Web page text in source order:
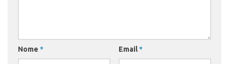
Nome * Email*